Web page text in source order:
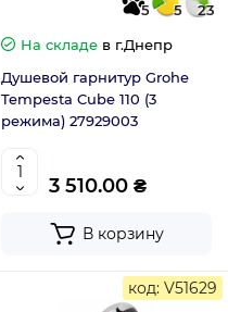
5 5
23
На складе в г.Днепр
Душевой гарнитур Grohe
Tempesta Cube 110 (3
режима) 27929003
3 510.00 ₴
В корзину
код: V51629